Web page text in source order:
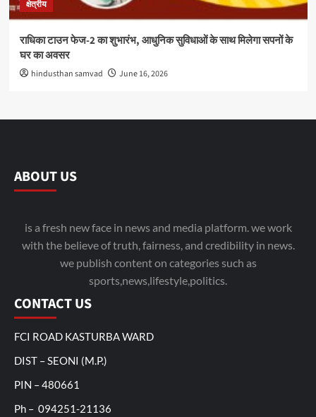
क्षेत्रीय
राधिका टाउन फेज-2 का शुभारंभ, आधुनिक सुविधाओं के साथ मिलेगा सपनों के
घर का अवसर
hindusthan samvad June 16, 2026
ABOUT US
is a fresh new face in news and media platform. we work
with the believe of truth, fairness, and credibility in news.
we publish content on categories such as
sports,news,lifestyle,politics.
CONTACT US
FCI ROAD KASTURBA WARD
DIST – SEONI (M.P.)
PIN – 480661
Ph – 094251-21136